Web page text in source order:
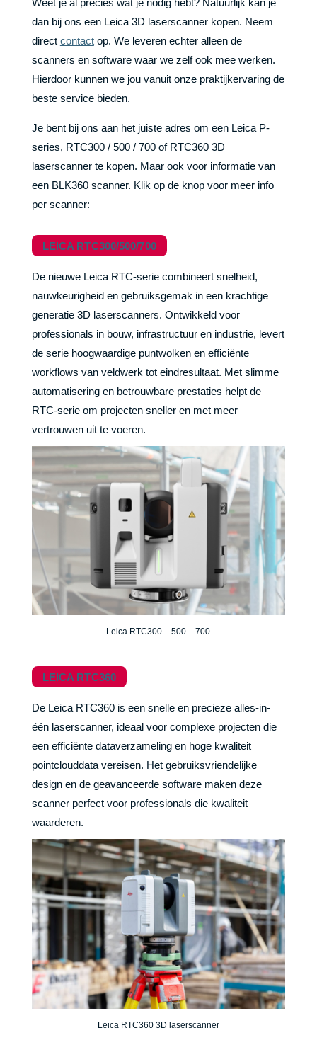
Weet je al precies wat je nodig hebt? Natuurlijk kan je
dan bij ons een Leica 3D laserscanner kopen. Neem
direct contactop. We leveren echter alleen de
scanners en software waar we zelf ook mee werken.
Hierdoor kunnen we jou vanuit onze praktijkervaring de
beste service bieden.
Je bent bij ons aan het juiste adres om een Leica P-
series, RTC300 / 500 / 700 of RTC360 3D
laserscanner te kopen. Maar ook voor informatie van
een BLK360 scanner. Klik op de knop voor meer info
per scanner:
LEICA RTC300/500/700
De nieuwe Leica RTC-serie combineert snelheid,
nauwkeurigheid en gebruiksgemak in een krachtige
generatie 3D laserscanners. Ontwikkeld voor
professionals in bouw, infrastructuur en industrie, levert
de serie hoogwaardige puntwolken en efficiënte
workflows van veldwerk tot eindresultaat. Met slimme
automatisering en betrouwbare prestaties helpt de
RTC-serie om projecten sneller en met meer
vertrouwen uit te voeren.
Leica RTC300 – 500 – 700
LEICA RTC360
De Leica RTC360 is een snelle en precieze alles-in-
één laserscanner, ideaal voor complexe projecten die
een efficiënte dataverzameling en hoge kwaliteit
pointclouddata vereisen. Het gebruiksvriendelijke
design en de geavanceerde software maken deze
scanner perfect voor professionals die kwaliteit
waarderen.
Leica RTC360 3D laserscanner